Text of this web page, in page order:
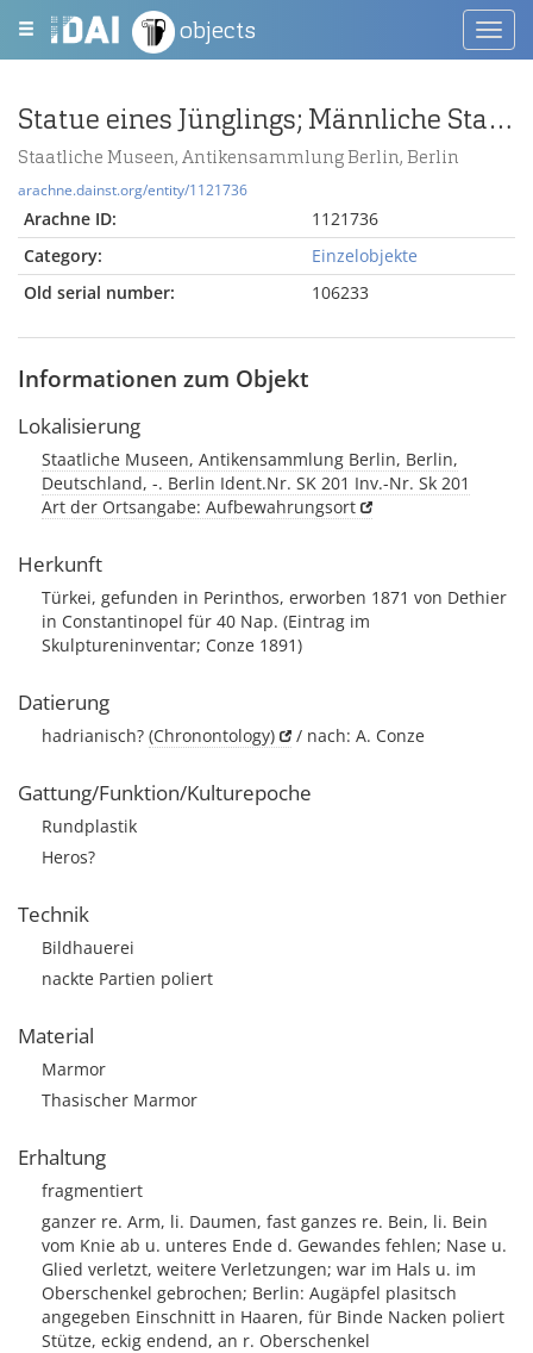
objects
Statue eines Jünglings; Männliche Statue, nackt, stehend
Staatliche Museen, Antikensammlung Berlin, Berlin
arachne.dainst.org/entity/1121736
Arachne ID:
1121736
Category:
Einzelobjekte
Old serial number:
106233
Informationen zum Objekt
Lokalisierung
Staatliche Museen, Antikensammlung Berlin, Berlin,
Deutschland, -. Berlin Ident.Nr. SK 201 Inv.-Nr. Sk 201
Art der Ortsangabe: Aufbewahrungsort
Herkunft
Türkei, gefunden in Perinthos, erworben 1871 von Dethier
in Constantinopel für 40 Nap. (Eintrag im
Skulptureninventar; Conze 1891)
Datierung
hadrianisch? (Chronontology) / nach: A. Conze
Gattung/Funktion/Kulturepoche
Rundplastik
Heros?
Technik
Bildhauerei
nackte Partien poliert
Material
Marmor
Thasischer Marmor
Erhaltung
fragmentiert
ganzer re. Arm, li. Daumen, fast ganzes re. Bein, li. Bein
vom Knie ab u. unteres Ende d. Gewandes fehlen; Nase u.
Glied verletzt, weitere Verletzungen; war im Hals u. im
Oberschenkel gebrochen; Berlin: Augäpfel plasitsch
angegeben Einschnitt in Haaren, für Binde Nacken poliert
Stütze, eckig endend, an r. Oberschenkel